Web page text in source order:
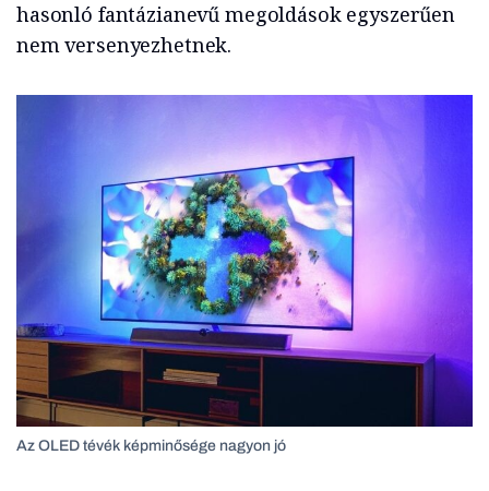
hasonló fantázianevű megoldások egyszerűen
nem versenyezhetnek.
Az OLED tévék képminősége nagyon jó